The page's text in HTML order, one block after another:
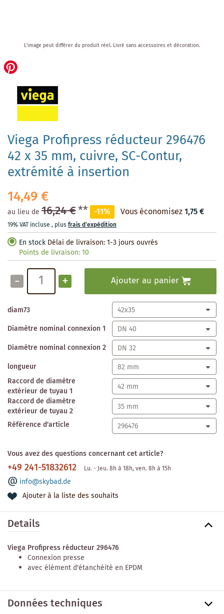
Viega Profipress réducteur 296476
42 x 35 mm, cuivre, SC-Contur,
extrémité à insertion
14,49 €
au lieu de 16,24 €** -11% Vous économisez1,75 €
19% VAT incluse , plusfrais d'expédition
En stock Délai de livraison: 1-3 jours ouvrés
Points de livraison:10
- + Ajouter au panier
diam73
Diamètre nominal connexion 1
Diamètre nominal connexion 2
longueur
Raccord de diamètre
extérieur de tuyau 1
Raccord de diamètre
extérieur de tuyau 2
Référence d'article
Vous avez des questions concernant cet article?
+49 241-51832612 Lu. - Jeu. 8h à 18h, ven. 8h à 15h
info@skybad.de
Ajouter à la liste des souhaits
the
beginning
images
gallery
L'image peut différer du produit réel. Livré sans accessoires et décoration.
Details
Viega Profipress réducteur 296476
Connexion presse
avec élément d'étanchéité en EPDM
Données techniques